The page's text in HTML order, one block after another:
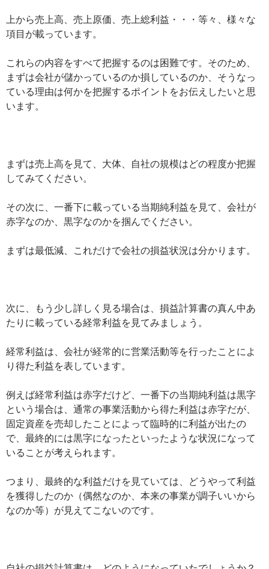
上から売上高、売上原価、売上総利益・・・等々、様々な
項目が載っています。
これらの内容をすべて把握するのは困難です。そのため、
まずは会社が儲かっているのか損しているのか、そうなっ
ている理由は何かを把握するポイントをお伝えしたいと思
います。
まずは売上高を見て、大体、自社の規模はどの程度か把握
してみてください。
その次に、一番下に載っている当期純利益を見て、会社が
赤字なのか、黒字なのかを掴んでください。
まずは最低減、これだけで会社の損益状況は分かります。
次に、もう少し詳しく見る場合は、損益計算書の真ん中あ
たりに載っている経常利益を見てみましょう。
経常利益は、会社が経常的に営業活動等を行ったことによ
り得た利益を表しています。
例えば経常利益は赤字だけど、一番下の当期純利益は黒字
という場合は、通常の事業活動から得た利益は赤字だが、
固定資産を売却したことによって臨時的に利益が出たの
で、最終的には黒字になったといったような状況になって
いることが考えられます。
つまり、最終的な利益だけを見ていては、どうやって利益
を獲得したのか（偶然なのか、本来の事業が調子いいから
なのか等）が見えてこないのです。